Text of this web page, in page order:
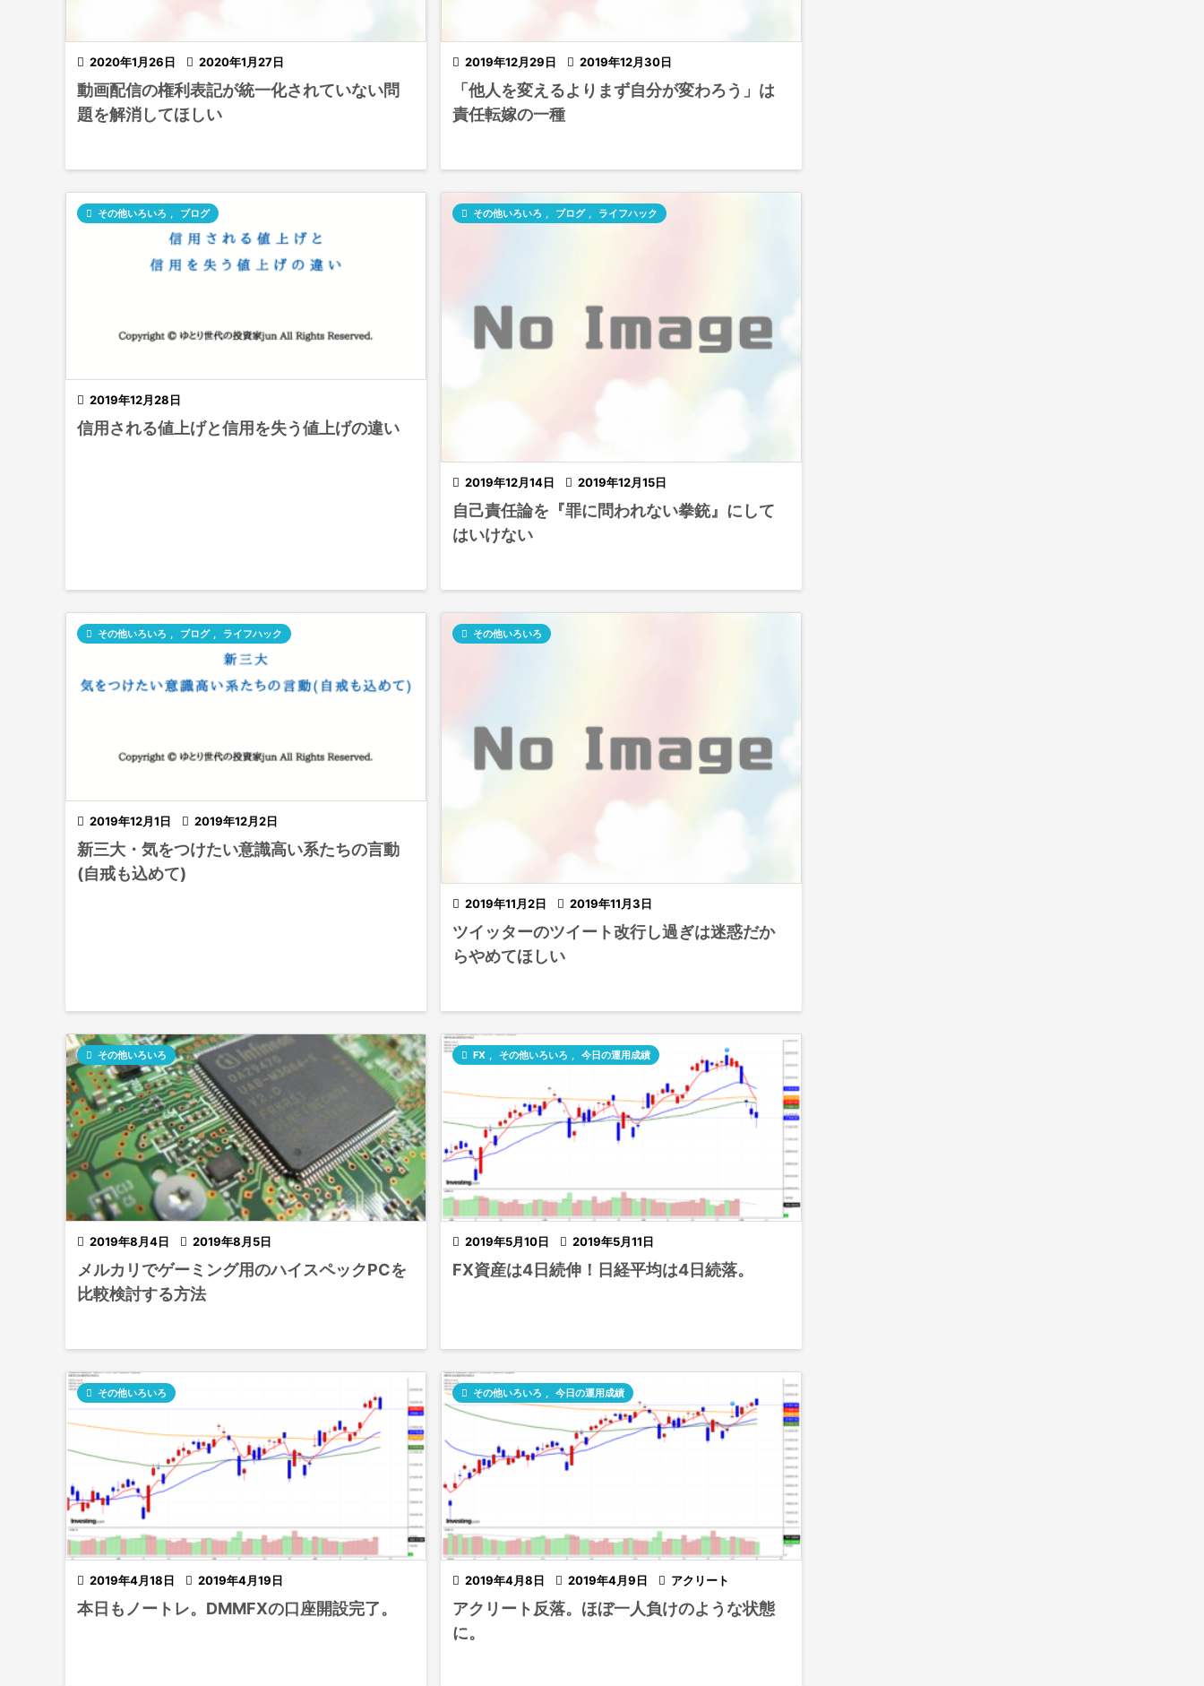
 2020年1月26日  2020年1月27日
動画配信の権利表記が統一化されていない問
題を解消してほしい
 2019年12月29日  2019年12月30日
「他人を変えるよりまず自分が変わろう」は
責任転嫁の一種
 2019年12月28日
 その他いろいろ ブログ
信用される値上げと信用を失う値上げの違い
 2019年12月14日  2019年12月15日
 その他いろいろ ブログ ライフハック
自己責任論を『罪に問われない拳銃』にして
はいけない
 2019年12月1日  2019年12月2日
 その他いろいろ , ブログ , ライフハック
新三大・気をつけたい意識高い系たちの言動
(自戒も込めて)
 2019年11月2日  2019年11月3日
 その他いろいろ
ツイッターのツイート改行し過ぎは迷惑だか
らやめてほしい
 2019年8月4日  2019年8月5日
 その他いろいろ
メルカリでゲーミング用のハイスペックPCを
比較検討する方法
 2019年5月10日  2019年5月11日
 FX その他いろいろ 今日の運用成績
FX資産は4日続伸！日経平均は4日続落。
 2019年4月18日  2019年4月19日
 その他いろいろ
本日もノートレ。DMMFXの口座開設完了。
 2019年4月8日  2019年4月9日
 その他いろいろ , 今日の運用成績
 アクリート
アクリート反落。ほぼ一人負けのような状態
に。